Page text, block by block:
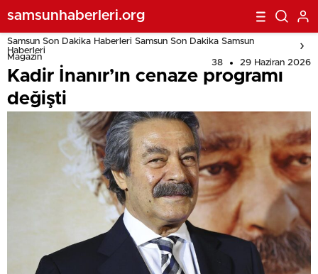
samsunhaberleri.org
Samsun Son Dakika Haberleri Samsun Son Dakika Samsun
Haberleri
Magazin
38 29 Haziran 2026
Kadir İnanır’ın cenaze programı
değişti